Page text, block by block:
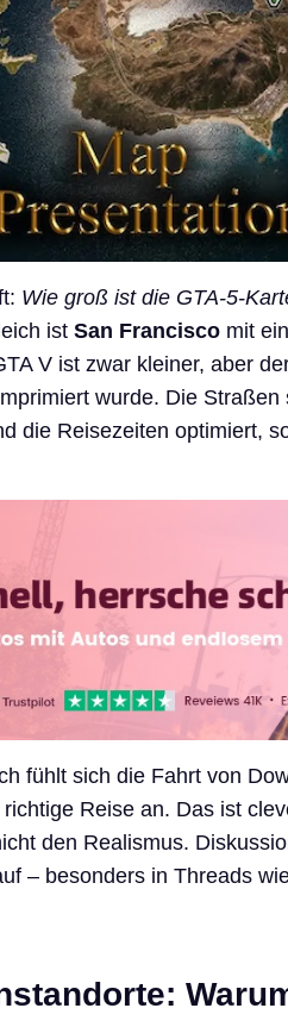
Wie groß ist die GTA-5-
ist San Francisco mit
V ist zwar kleiner, aber
wurde. Die
die Reisezeiten optimiert,
fühlt sich die Fahrt von
Reise an. Das ist
den Realismus.
– besonders in Threads